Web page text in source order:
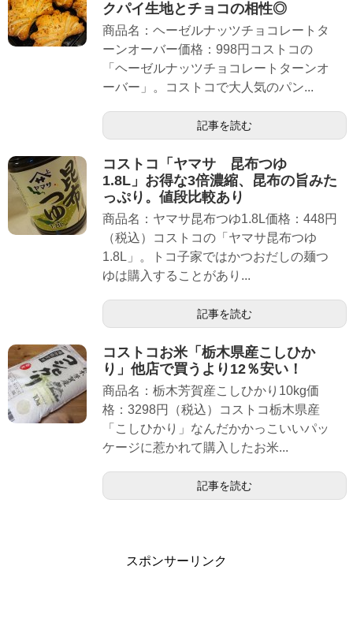
クパイ生地とチョコの相性◎
商品名：ヘーゼルナッツチョコレートタ
ーンオーバー価格：998円コストコの
「ヘーゼルナッツチョコレートターンオ
ーバー」。コストコで大人気のパン...
記事を読む
コストコ「ヤマサ 昆布つゆ
1.8L」お得な3倍濃縮、昆布の旨みた
っぷり。値段比較あり
商品名：ヤマサ昆布つゆ1.8L価格：448円
（税込）コストコの「ヤマサ昆布つゆ
1.8L」。トコ子家ではかつおだしの麺つ
ゆは購入することがあり...
記事を読む
コストコお米「栃木県産こしひか
り」他店で買うより12％安い！
商品名：栃木芳賀産こしひかり10kg価
格：3298円（税込）コストコ栃木県産
「こしひかり」なんだかかっこいいパッ
ケージに惹かれて購入したお米...
記事を読む
スポンサーリンク